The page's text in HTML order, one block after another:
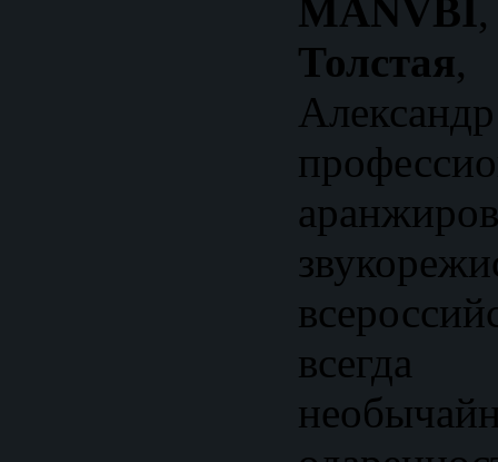
MANVBI
Толстая,